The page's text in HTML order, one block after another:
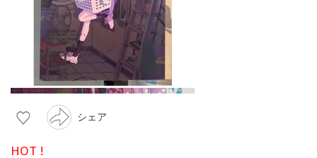
シェア
HOT !